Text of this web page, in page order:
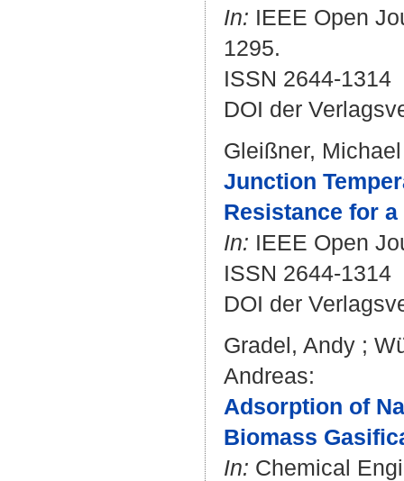
In: IEEE Open
1295.
ISSN 2644-1314
DOI der
Gleißner, Michael
Junction
Resistance for
In: IEEE Open
ISSN 2644-1314
DOI der
Gradel, Andy ;
Andreas:
Adsorption of
Biomass
In: Chemical